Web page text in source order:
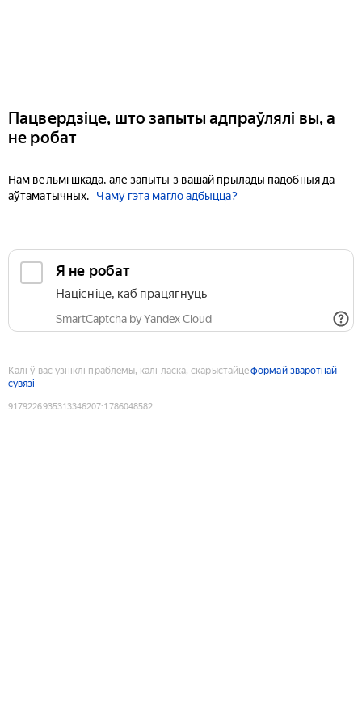
Пацвердзіце, што запыты адпраўлялі вы, а
не робат
Нам вельмі шкада, але запыты з вашай прылады падобныя да
аўтаматычных.
Чаму гэта магло адбыцца?
Я не робат
Націсніце, каб працягнуць
SmartCaptcha by Yandex Cloud
Калі ў вас узніклі праблемы, калі ласка, скарыстайцеформай зваротнай
сувязі
9179226935313346207:1786048582